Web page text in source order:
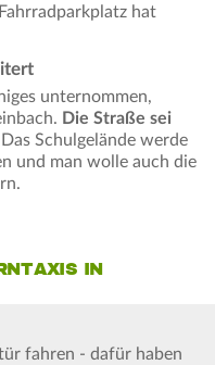
hat
unternommen,
Die Straße sei
Das Schulgelände werde
und man wolle auch die
IN
fahren - dafür haben